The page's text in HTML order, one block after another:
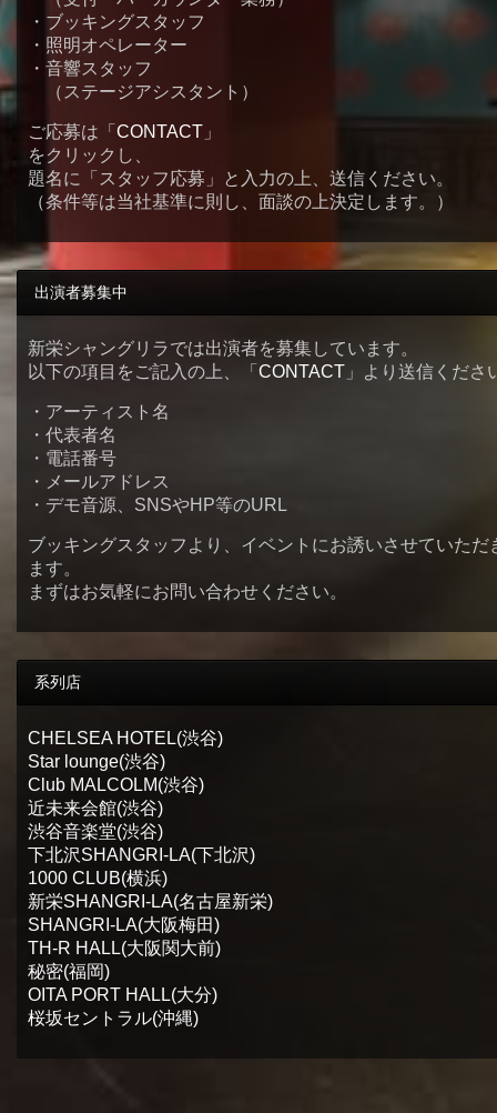
・ブッキングスタッフ
・照明オペレーター
・音響スタッフ
（ステージアシスタント）
ご応募は「 CONTACT」
をクリックし、
題名に「スタッフ応募」と入力の上、送信ください。
（条件等は当社基準に則し、面談の上決定します。）
出演者募集中
新栄シャングリラでは出演者を募集しています。
以下の項目をご記入の上、「 CONTACT」より送信くださ
・アーティスト名
・代表者名
・電話番号
・メールアドレス
・デモ音源、SNSやHP等のURL
ブッキングスタッフより、イベントにお誘いさせていただ
ます。
まずはお気軽にお問い合わせください。
系列店
CHELSEA HOTEL(渋谷)
Star lounge(渋谷)
Club MALCOLM(渋谷)
近未来会館(渋谷)
渋谷音楽堂(渋谷)
下北沢SHANGRI-LA(下北沢)
1000 CLUB(横浜)
新栄SHANGRI-LA(名古屋新栄)
SHANGRI-LA(大阪梅田)
TH-R HALL(大阪関大前)
秘密(福岡)
OITA PORT HALL(大分)
桜坂セントラル(沖縄)